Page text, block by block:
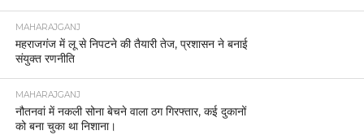
MAHARAJGANJ
महराजगंज में लू से निपटने की तैयारी तेज, प्रशासन ने बनाई
संयुक्त रणनीति
MAHARAJGANJ
नौतनवां में नकली सोना बेचने वाला ठग गिरफ्तार, कई दुकानों
को बना चुका था निशाना।